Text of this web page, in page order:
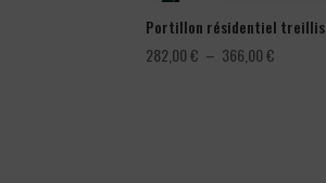
Portillon résidentiel treillis
282,00€ – 366,00€